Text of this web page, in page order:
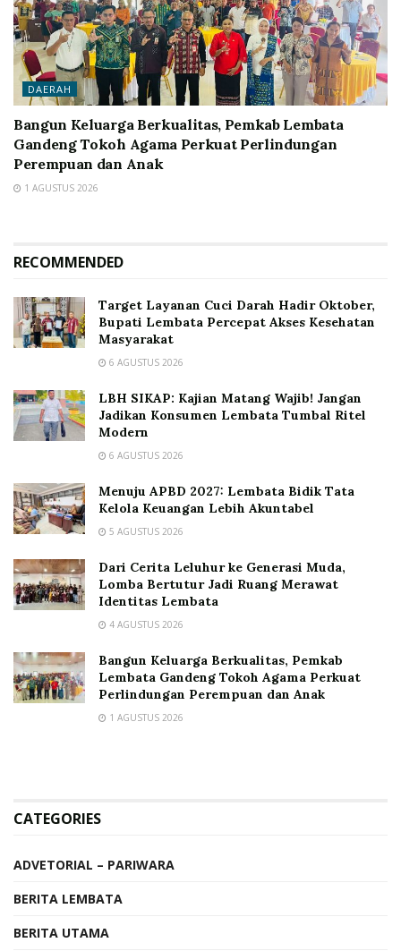
DAERAH
Bangun Keluarga Berkualitas, Pemkab Lembata
Gandeng Tokoh Agama Perkuat Perlindungan
Perempuan dan Anak
1 AGUSTUS 2026
RECOMMENDED
Target Layanan Cuci Darah Hadir Oktober,
Bupati Lembata Percepat Akses Kesehatan
Masyarakat
6 AGUSTUS 2026
LBH SIKAP: Kajian Matang Wajib! Jangan
Jadikan Konsumen Lembata Tumbal Ritel
Modern
6 AGUSTUS 2026
Menuju APBD 2027: Lembata Bidik Tata
Kelola Keuangan Lebih Akuntabel
5 AGUSTUS 2026
Dari Cerita Leluhur ke Generasi Muda,
Lomba Bertutur Jadi Ruang Merawat
Identitas Lembata
4 AGUSTUS 2026
Bangun Keluarga Berkualitas, Pemkab
Lembata Gandeng Tokoh Agama Perkuat
Perlindungan Perempuan dan Anak
1 AGUSTUS 2026
CATEGORIES
ADVETORIAL – PARIWARA
BERITA LEMBATA
BERITA UTAMA